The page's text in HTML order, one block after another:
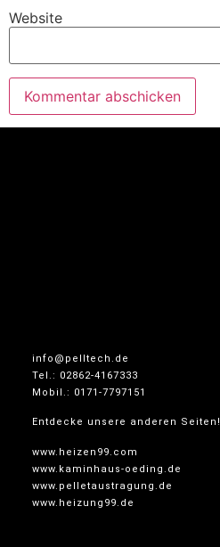
Website
info@pelltech.de
Tel.: 02862-4167333
Mobil.: 0171-7797151
Entdecke unsere anderen Seiten!
www.heizen99.com
www.kaminhaus-oeding.de
www.pelletaustragung.de
www.heizung99.de